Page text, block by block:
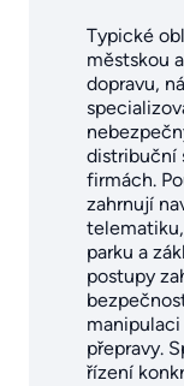
Typické
městskou
dopravu,
distribuční
firmách.
zahrnují
parku a
postupy
přepravy.
řízení